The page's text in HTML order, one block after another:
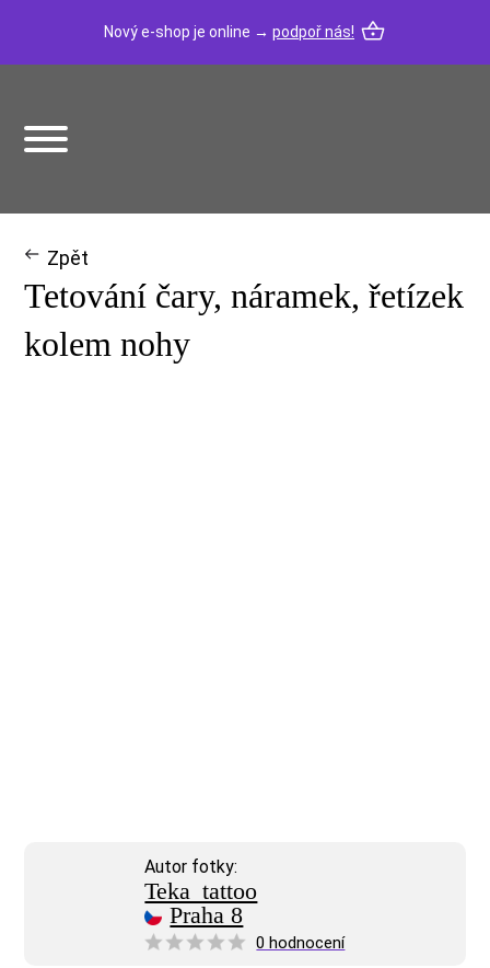
Nový e-shop je online → podpoř nás!
Zpět
Autor fotky:
Teka_tattoo
Praha 8
0 hodnocení
Tetování čary, náramek, řetízek
kolem nohy